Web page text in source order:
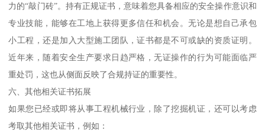
力的“敲门砖”。持有正规证书，意味着您具备相应的安全操作意识和
专业技能，能够在工地上获得更多信任和机会。无论是想自己承包
小工程，还是加入大型施工团队，证书都是不可或缺的资质证明。
近年来，随着安全生产要求日趋严格，无证操作的行为可能面临严
重处罚，这也从侧面反映了合规持证的重要性。
六、其他相关证书拓展
如果您已经或即将从事工程机械行业，除了挖掘机证，还可以考虑
考取其他相关证书，例如：